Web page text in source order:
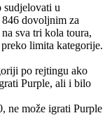
sudjelovati u
dovoljnim za
sva tri kola toura,
limita kategorije.
po rejtingu ako
Purple, ali i bilo
ne može igrati Purple